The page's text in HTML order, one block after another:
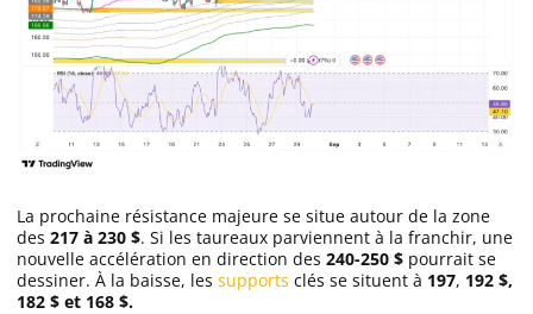
La prochaine résistance majeure se situe autour de la zone
des 217 à 230 $. Si les taureaux parviennent à la franchir, une
nouvelle accélération en direction des 240-250 $ pourrait se
dessiner. À la baisse, les supports clés se situent à 197, 192 $,
182 $ et 168 $.